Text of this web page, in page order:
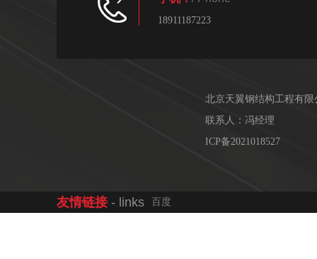
18911187223
北京天翼钢结构工程有限
联系人：冯经理
ICP备2021018527
友情链接 - links 百度